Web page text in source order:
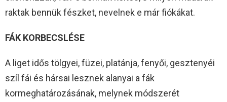
raktak bennük fészket, nevelnek e már fiókákat.
FÁK KORBECSLÉSE
A liget idős tölgyei, füzei, platánja, fenyői, gesztenyéi
szíl fái és hársai lesznek alanyai a fák
kormeghatározásának, melynek módszerét